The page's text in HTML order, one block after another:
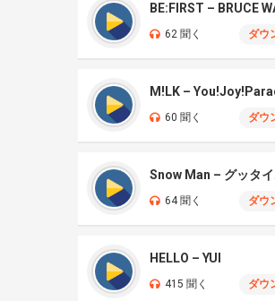
BE:FIRST – BRUCE
62 聞く ダウ
M!LK –
60 聞く ダウ
Snow Man – グッタ
64 聞く ダウ
HELLO – YUI
415 聞く ダウ